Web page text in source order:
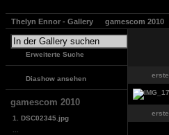
Thelyn Ennor - Gallery gamescom 2010
Erweiterte Suche
Diashow ansehen
gamescom 2010
1. DSC02345.jpg
erste
erste